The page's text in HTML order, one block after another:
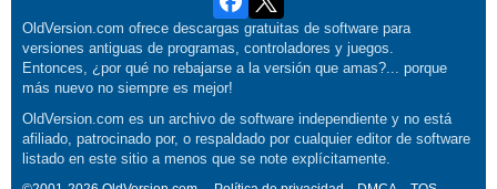
OldVersion.com ofrece descargas gratuitas de software para
versiones antiguas de programas, controladores y juegos.
Entonces, ¿por qué no rebajarse a la versión que amas?... porque
más nuevo no siempre es mejor!
OldVersion.com es un archivo de software independiente y no está
afiliado, patrocinado por, o respaldado por cualquier editor de software
listado en este sitio a menos que se note explícitamente.